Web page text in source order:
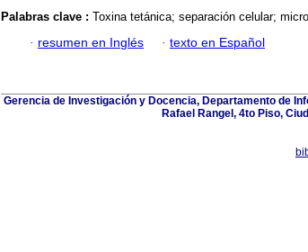
Palabras clave : Toxina tetánica; separación celular;
· resumen en Inglés · texto en Español
Gerencia de Investigación y Docencia, Departamento de
Rafael Rangel, 4to Piso,